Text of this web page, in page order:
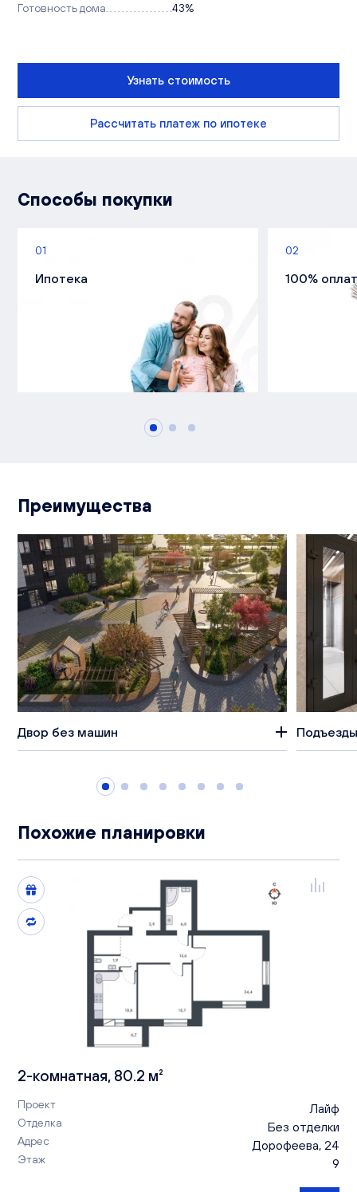
Готовность дома
43%
Узнать стоимость
Рассчитать платеж по ипотеке
Способы покупки
01
Ипотека
02
100%
Преимущества
Двор без машин
Похожие планировки
2-комнатная, 80.2 м²
Проект Лайф
Отделка Без отделки
Адрес Дорофеева, 24
Этаж 9